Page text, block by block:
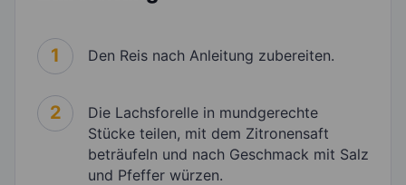
1 Den Reis nach Anleitung zubereiten.
2
Die Lachsforelle in mundgerechte
Stücke teilen, mit dem Zitronensaft
beträufeln und nach Geschmack mit Salz
und Pfeffer würzen.